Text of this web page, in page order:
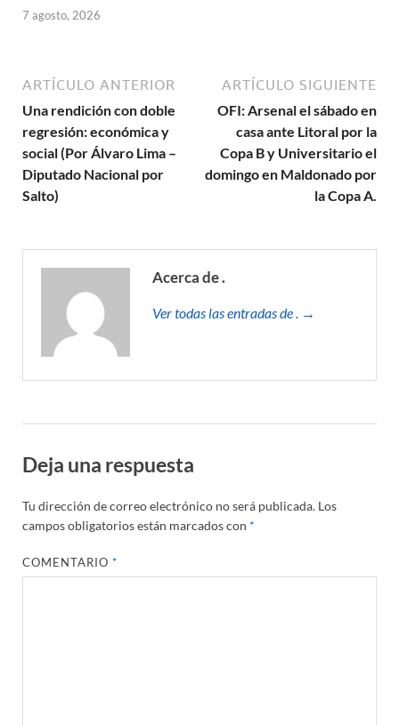
7 agosto, 2026
ARTÍCULO ANTERIOR
Una rendición con doble
regresión: económica y
social (Por Álvaro Lima –
Diputado Nacional por
Salto)
ARTÍCULO SIGUIENTE
OFI: Arsenal el sábado en
casa ante Litoral por la
Copa B y Universitario el
domingo en Maldonado por
la Copa A.
Acerca de .
Ver todas las entradas de . →
Deja una respuesta
Tu dirección de correo electrónico no será publicada. Los
campos obligatorios están marcados con *
COMENTARIO*